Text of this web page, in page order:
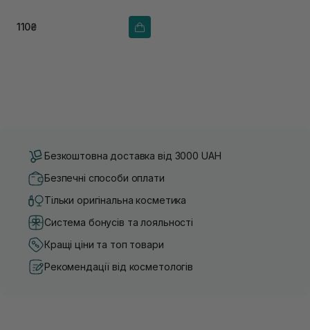
110₴
Безкоштовна доставка від 3000 UAH
Безпечні способи оплати
Тільки оригінальна косметика
Система бонусів та лояльності
Кращі ціни та топ товари
Рекомендації від косметологів